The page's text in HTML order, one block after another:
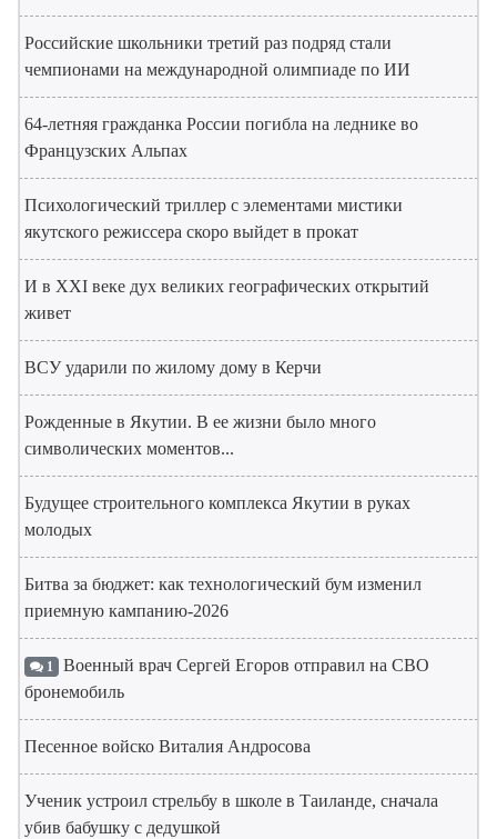
Российские школьники третий раз подряд стали
чемпионами на международной олимпиаде по ИИ
64-летняя гражданка России погибла на леднике во
Французских Альпах
Психологический триллер с элементами мистики
якутского режиссера скоро выйдет в прокат
И в XXI веке дух великих географических открытий
живет
ВСУ ударили по жилому дому в Керчи
Рожденные в Якутии. В ее жизни было много
символических моментов...
Будущее строительного комплекса Якутии в руках
молодых
Битва за бюджет: как технологический бум изменил
приемную кампанию-2026
1 Военный врач Сергей Егоров отправил на СВО
бронемобиль
Песенное войско Виталия Андросова
Ученик устроил стрельбу в школе в Таиланде, сначала
убив бабушку с дедушкой